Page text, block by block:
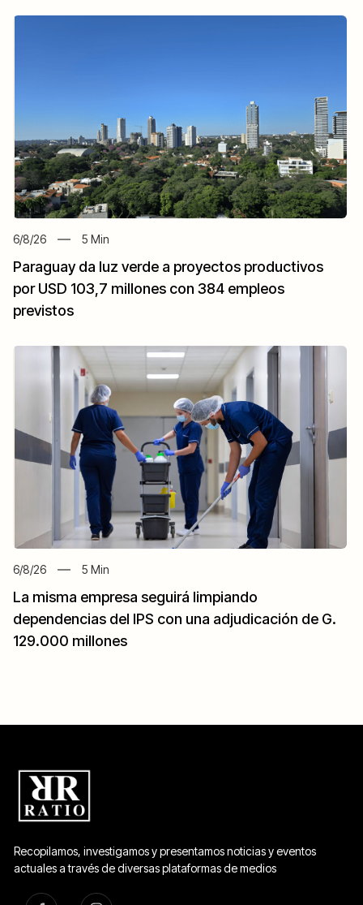
6/8/26 5 Min
Paraguay da luz verde a proyectos productivos
por USD 103,7 millones con 384 empleos
previstos
6/8/26 5 Min
La misma empresa seguirá limpiando
dependencias del IPS con una adjudicación de G.
129.000 millones
Recopilamos, investigamos y presentamos noticias y eventos
actuales a través de diversas plataformas de medios